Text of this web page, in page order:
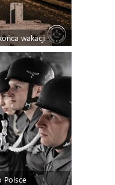
wakacji
Polsce